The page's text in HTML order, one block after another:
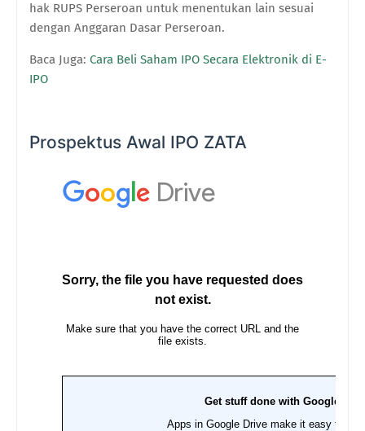
hak RUPS Perseroan untuk menentukan lain sesuai
dengan Anggaran Dasar Perseroan.
Baca Juga: Cara Beli Saham IPO Secara Elektronik di E-
IPO
Prospektus Awal IPO ZATA